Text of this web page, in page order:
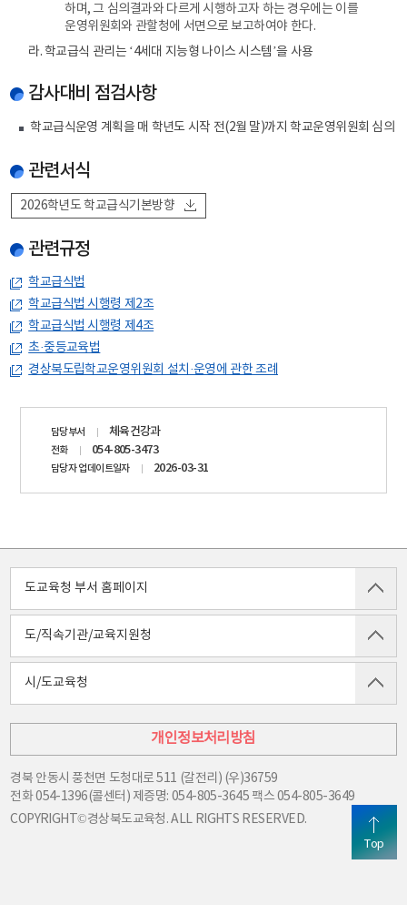
하며, 그 심의결과와 다르게 시행하고자 하는 경우에는 이를
운영위원회와 관할청에 서면으로 보고하여야 한다.
라. 학교급식 관리는 ‘4세대 지능형 나이스 시스템’을 사용
감사대비 점검사항
학교급식운영 계획을 매 학년도 시작 전(2월 말)까지 학교운영위원회 심의
관련서식
2026학년도 학교급식기본방향
관련규정
학교급식법
학교급식법 시행령 제2조
학교급식법 시행령 제4조
초·중등교육법
경상북도립학교운영위원회 설치·운영에 관한 조례
담당부서 체육건강과
전화 054-805-3473
담당자 업데이트일자 2026-03-31
도교육청 부서 홈페이지
도/직속기관/교육지원청
시/도교육청
개인정보처리방침
경북 안동시 풍천면 도청대로 511 (갈전리) (우)36759
전화054-1396(콜센터) 제증명: 054-805-3645 팩스054-805-3649
COPYRIGHT©경상북도교육청. ALL RIGHTS RESERVED.
Top